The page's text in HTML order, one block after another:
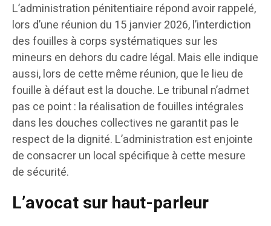
L’administration pénitentiaire répond avoir rappelé,
lors d’une réunion du 15 janvier 2026, l’interdiction
des fouilles à corps systématiques sur les
mineurs en dehors du cadre légal. Mais elle indique
aussi, lors de cette même réunion, que le lieu de
fouille à défaut est la douche. Le tribunal n’admet
pas ce point : la réalisation de fouilles intégrales
dans les douches collectives ne garantit pas le
respect de la dignité. L’administration est enjointe
de consacrer un local spécifique à cette mesure
de sécurité.
L’avocat sur haut-parleur